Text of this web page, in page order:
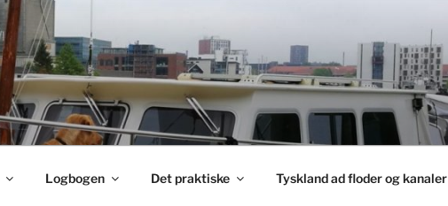
Logbogen Det praktiske Tyskland ad floder og kanaler